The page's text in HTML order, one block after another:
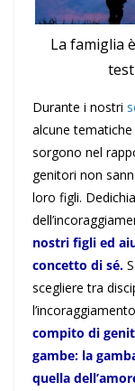
La famiglia
Durante i nostri
alcune
sorgono nel
genitori non
loro figli.
nostri figli ed
concetto di sé.
scegliere tra
compito di
gambe: la
quella